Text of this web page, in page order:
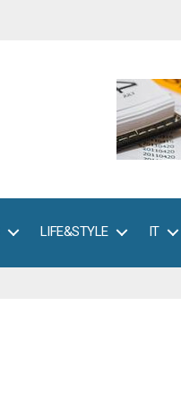
LIFE&STYLE IT